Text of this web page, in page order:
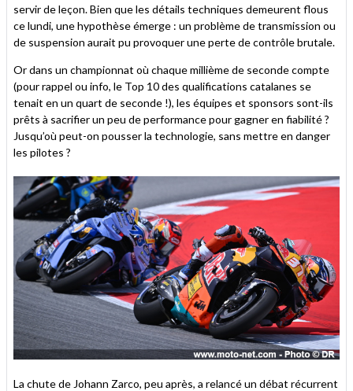
servir de leçon. Bien que les détails techniques demeurent flous
ce lundi, une hypothèse émerge : un problème de transmission ou
de suspension aurait pu provoquer une perte de contrôle brutale.
Or dans un championnat où chaque millième de seconde compte
(pour rappel ou info, le Top 10 des qualifications catalanes se
tenait en un quart de seconde !), les équipes et sponsors sont-ils
prêts à sacrifier un peu de performance pour gagner en fiabilité ?
Jusqu’où peut-on pousser la technologie, sans mettre en danger
les pilotes ?
La chute de Johann Zarco, peu après, a relancé un débat récurrent